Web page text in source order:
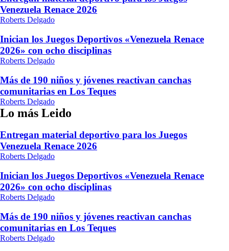
Venezuela Renace 2026
Roberts Delgado
Inician los Juegos Deportivos «Venezuela Renace
2026» con ocho disciplinas
Roberts Delgado
Más de 190 niños y jóvenes reactivan canchas
comunitarias en Los Teques
Roberts Delgado
Lo más Leido
Entregan material deportivo para los Juegos
Venezuela Renace 2026
Roberts Delgado
Inician los Juegos Deportivos «Venezuela Renace
2026» con ocho disciplinas
Roberts Delgado
Más de 190 niños y jóvenes reactivan canchas
comunitarias en Los Teques
Roberts Delgado